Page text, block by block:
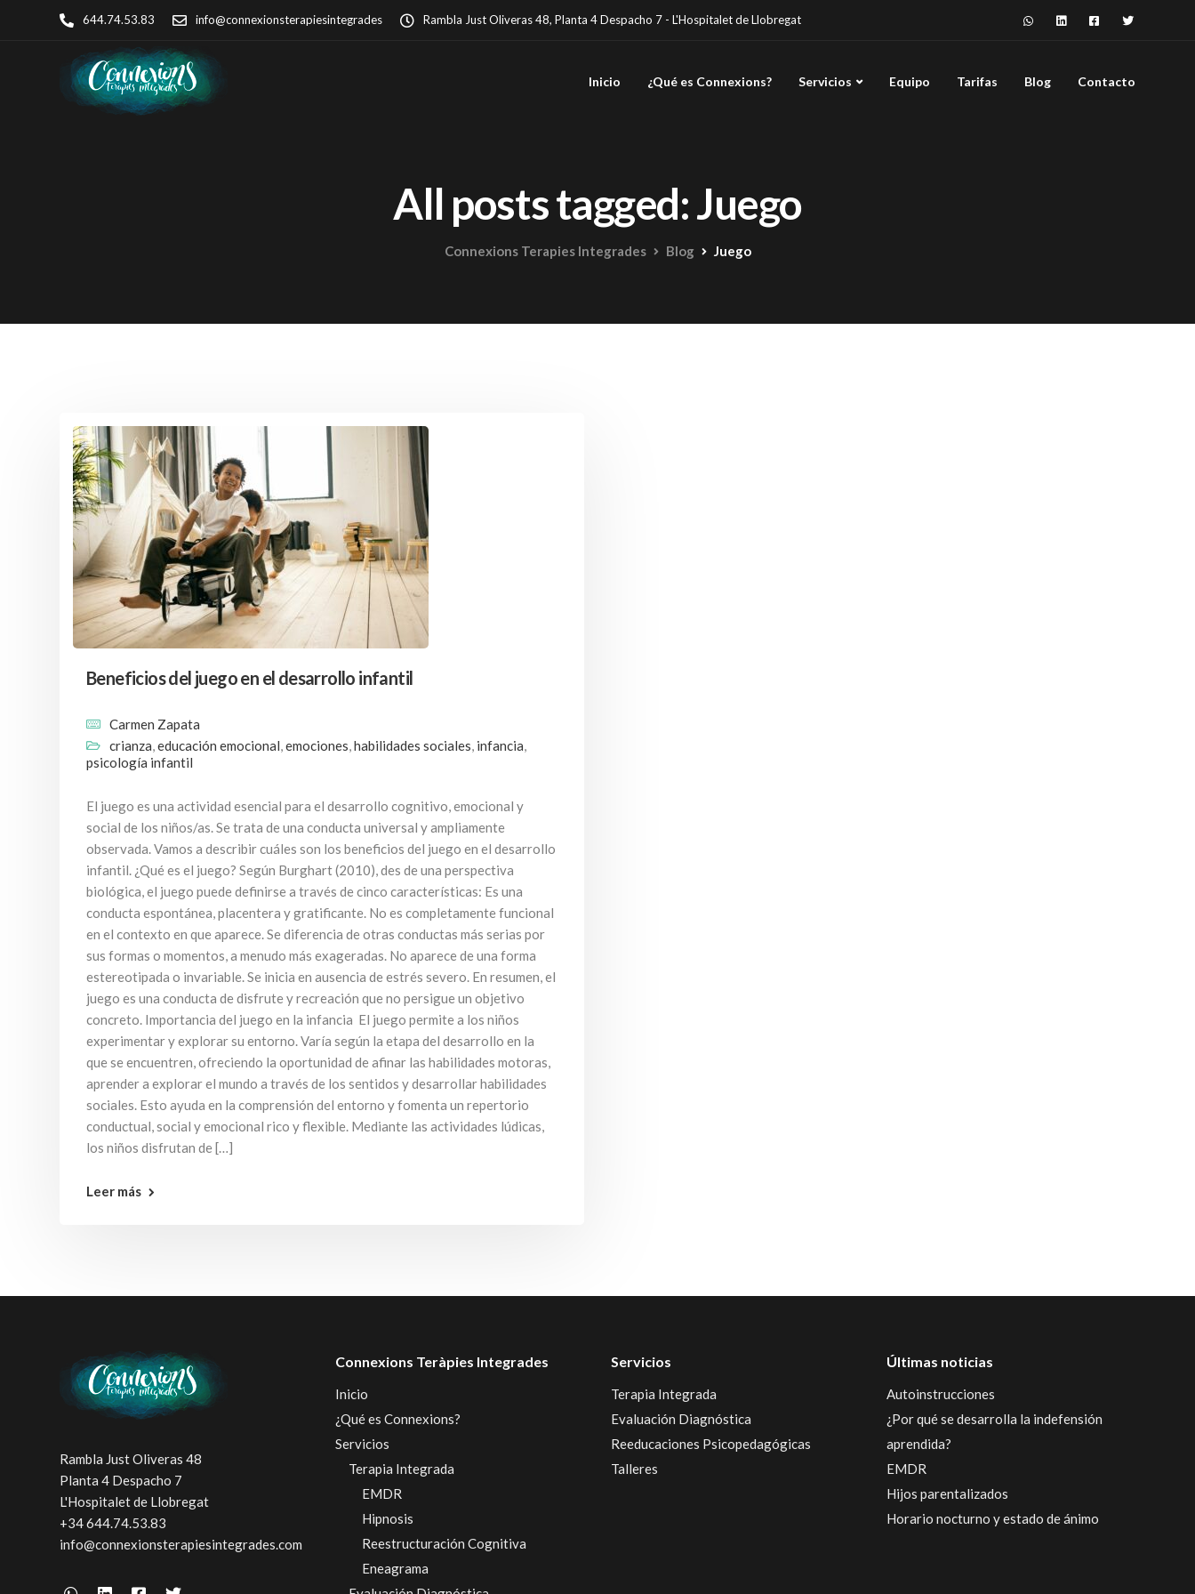
644.74.53.83 info@connexionsterapiesintegrades Rambla Just Oliveras 48, Planta 4 Despacho 7 - L'Hospitalet de Llobregat
Inicio ¿Qué es Connexions? Servicios Equipo Tarifas Blog Contacto
All posts tagged: Juego
Connexions Terapies Integrades Blog Juego
Beneficios del juego en el desarrollo infantil
Carmen Zapata
crianza,educación emocional,emociones,habilidades sociales, infancia,
psicología infantil
El juego es una actividad esencial para el desarrollo cognitivo, emocional y
social de los niños/as. Se trata de una conducta universal y ampliamente
observada. Vamos a describir cuáles son los beneficios del juego en el desarrollo
infantil. ¿Qué es el juego? Según Burghart (2010), des de una perspectiva
biológica, el juego puede definirse a través de cinco características: Es una
conducta espontánea, placentera y gratificante. No es completamente funcional
en el contexto en que aparece. Se diferencia de otras conductas más serias por
sus formas o momentos, a menudo más exageradas. No aparece de una forma
estereotipada o invariable. Se inicia en ausencia de estrés severo. En resumen, el
juego es una conducta de disfrute y recreación que no persigue un objetivo
concreto. Importancia del juego en la infancia El juego permite a los niños
experimentar y explorar su entorno. Varía según la etapa del desarrollo en la
que se encuentren, ofreciendo la oportunidad de afinar las habilidades motoras,
aprender a explorar el mundo a través de los sentidos y desarrollar habilidades
sociales. Esto ayuda en la comprensión del entorno y fomenta un repertorio
conductual, social y emocional rico y flexible. Mediante las actividades lúdicas,
los niños disfrutan de […]
Leer más
Rambla Just Oliveras 48
Planta 4 Despacho 7
L'Hospitalet de Llobregat
+34 644.74.53.83
info@connexionsterapiesintegrades.com
Connexions Teràpies Integrades
Inicio
¿Qué es Connexions?
Servicios
Terapia Integrada
EMDR
Hipnosis
Reestructuración Cognitiva
Eneagrama
Servicios
Terapia Integrada
Evaluación Diagnóstica
Reeducaciones Psicopedagógicas
Talleres
Últimas noticias
Autoinstrucciones
¿Por qué se desarrolla la indefensión
aprendida?
EMDR
Hijos parentalizados
Horario nocturno y estado de ánimo